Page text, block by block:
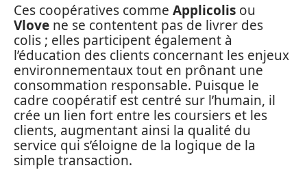
Ces coopératives comme Applicolis ou
Vlove ne se contentent pas de livrer des
colis ; elles participent également à
l’éducation des clients concernant les enjeux
environnementaux tout en prônant une
consommation responsable. Puisque le
cadre coopératif est centré sur l’humain, il
crée un lien fort entre les coursiers et les
clients, augmentant ainsi la qualité du
service qui s’éloigne de la logique de la
simple transaction.